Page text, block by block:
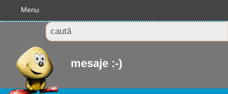
Menu
mesaje :-)